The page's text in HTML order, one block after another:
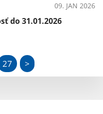
09. JAN 2026
do 31.01.2026
27 >